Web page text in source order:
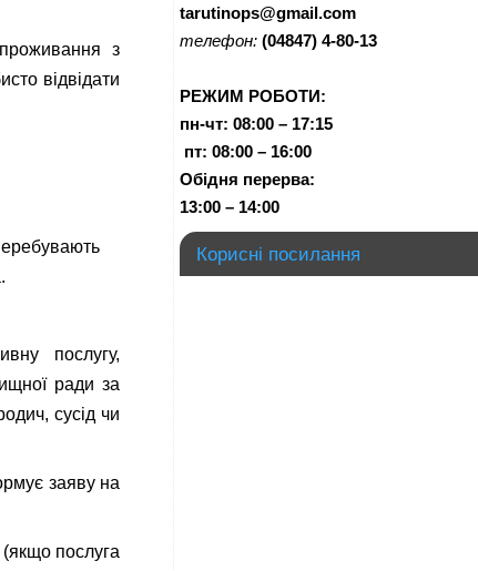
з
відвідати
послугу,
ради за
сусід чи
заяву на
послуга
tarutinops@gmail.com
телефон: (04847) 4-80-13
РЕЖИМ РОБОТИ:
пн-чт: 08:00 – 17:15
пт: 08:00 – 16:00
Обідня перерва:
13:00 – 14:00
Корисні посилання